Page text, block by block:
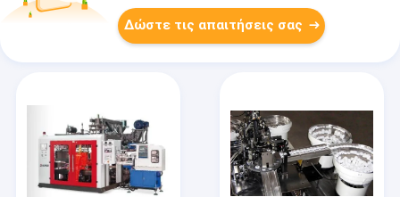
Δώστε τις απαιτήσεις σας